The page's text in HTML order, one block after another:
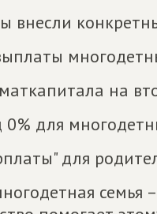
внесли
на
0% для
для
семья